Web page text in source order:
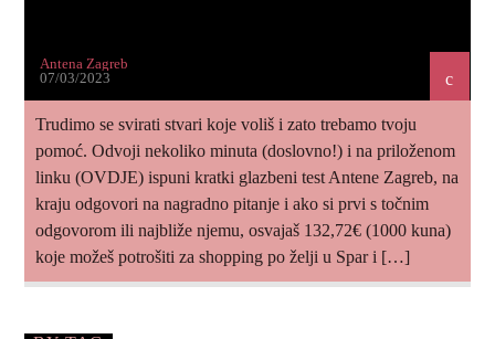
Antena Zagreb
07/03/2023
Trudimo se svirati stvari koje voliš i zato trebamo tvoju
pomoć. Odvoji nekoliko minuta (doslovno!) i na priloženom
linku (OVDJE) ispuni kratki glazbeni test Antene Zagreb, na
kraju odgovori na nagradno pitanje i ako si prvi s točnim
odgovorom ili najbliže njemu, osvajaš 132,72€ (1000 kuna)
koje možeš potrošiti za shopping po želji u Spar i […]